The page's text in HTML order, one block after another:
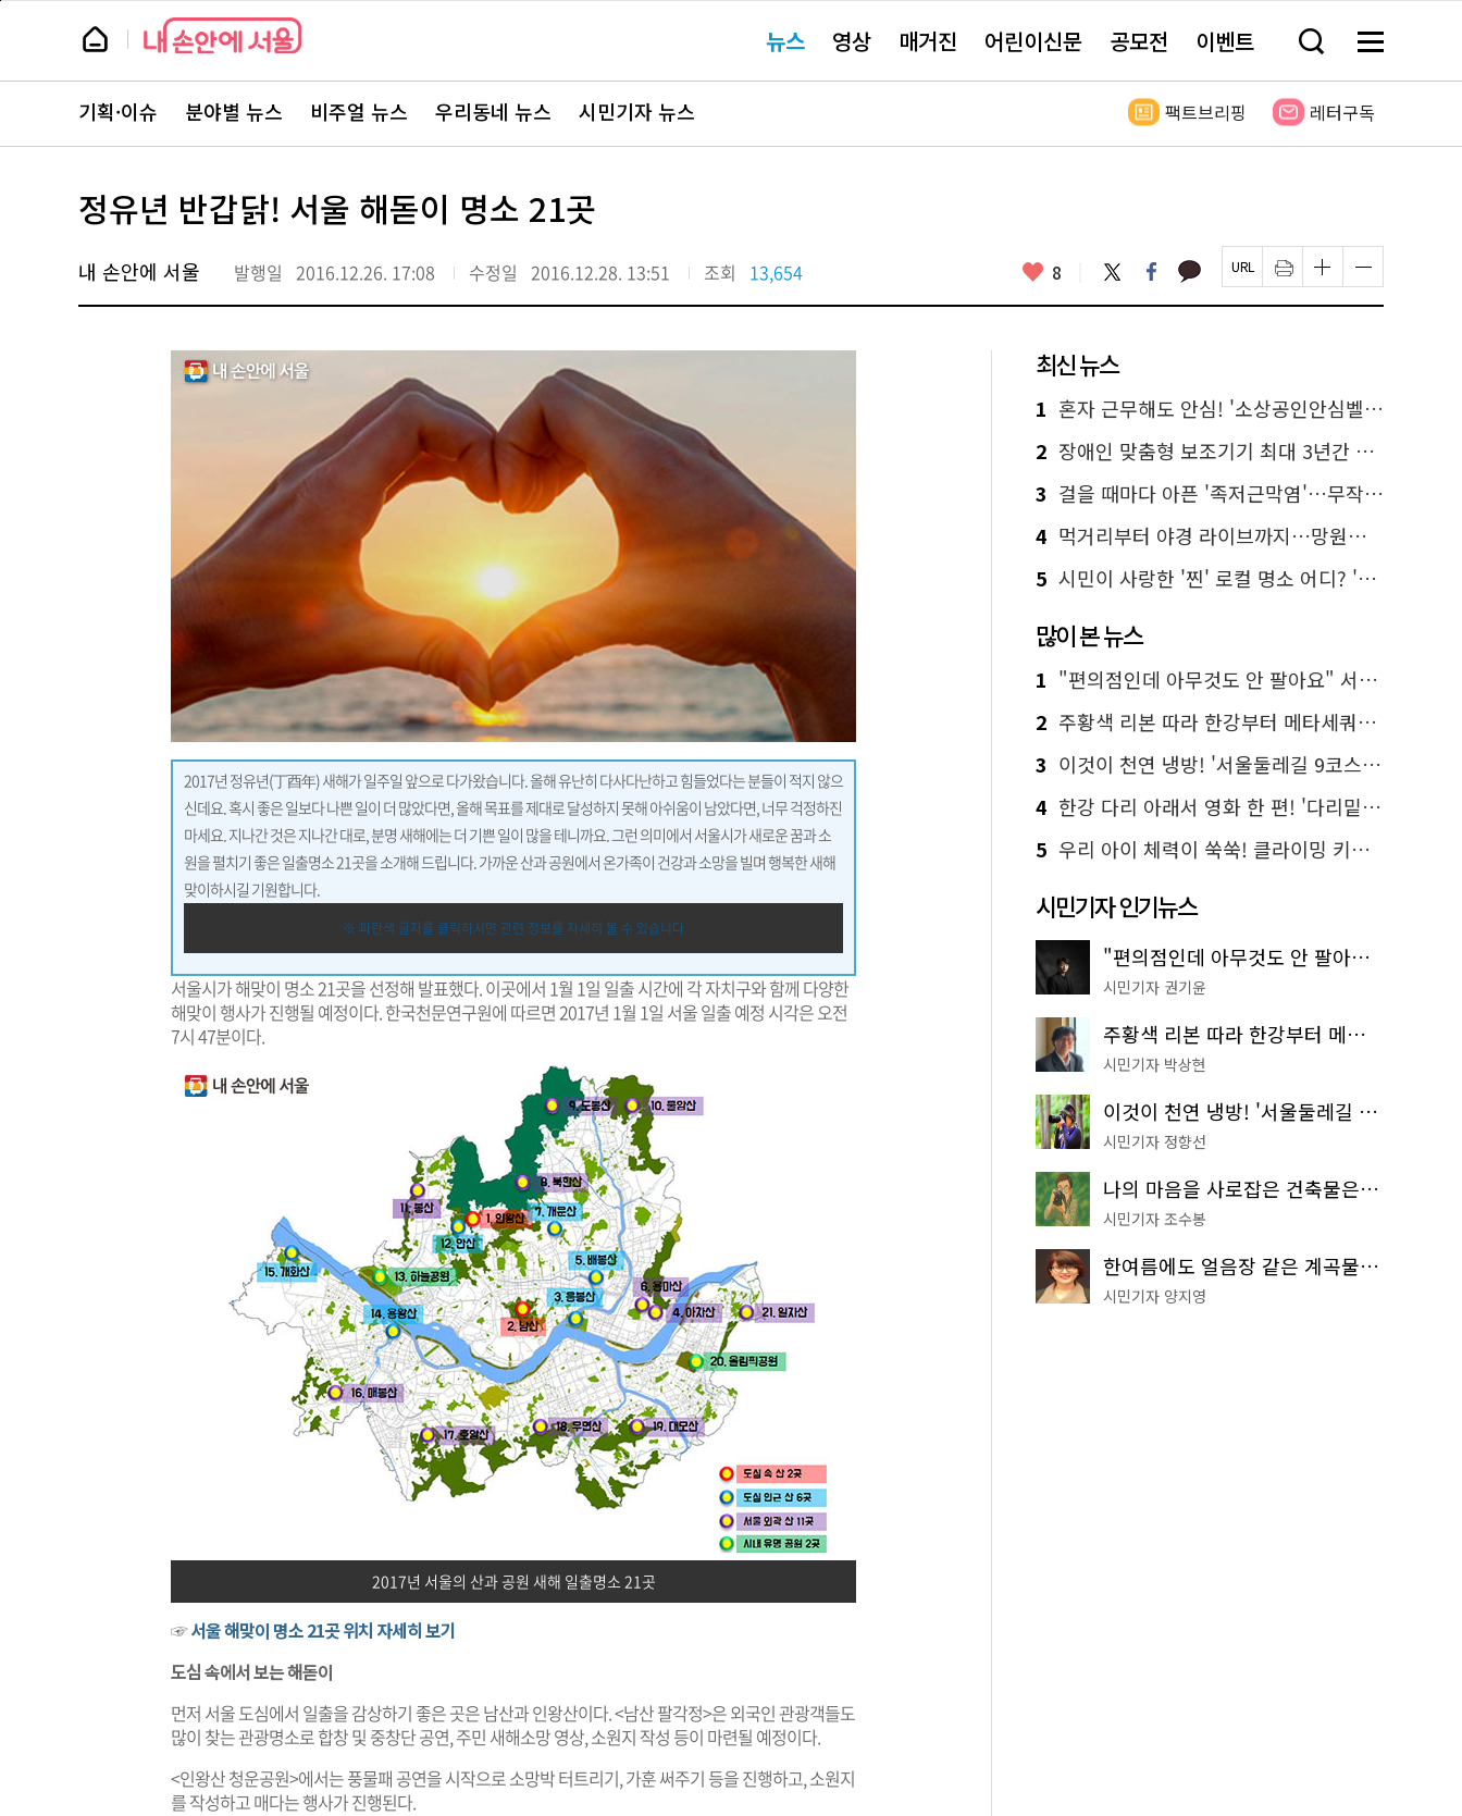
본
뉴
스 요뉴스 영상 매거진 어린이신문 공모전 이벤트 검
창
기
메
전
보
뉴
스
주
서
바
로
기획·이슈 분야별 뉴스 비주얼 뉴스 우리동네 뉴스 시민기자 뉴스 팩트브리핑 레터구독
정유년 반갑닭! 서울 해돋이 명소 21곳
내 손안에 서울 발행일 2016.12.26. 17:08 수정일 2016.12.28. 13:51 조회 13,654 좋
요
8 트
위
터
페
이
스
카
카 페
이
지
인
쇄
하
글
자
크
하
기
글
자
크
하
기
2017년 정유년(丁酉年) 새해가 일주일 앞으로 다가왔습니다. 올해 유난히 다사다난하고 힘들었다는 분들이 적지 않으
신데요. 혹시 좋은 일보다 나쁜 일이 더 많았다면, 올해 목표를 제대로 달성하지 못해 아쉬움이 남았다면, 너무 걱정하진
마세요. 지나간 것은 지나간 대로, 분명 새해에는 더 기쁜 일이 많을 테니까요. 그런 의미에서 서울시가 새로운 꿈과 소
원을 펼치기 좋은 일출명소 21곳을 소개해 드립니다. 가까운 산과 공원에서 온가족이 건강과 소망을 빌며 행복한 새해
맞이하시길 기원합니다.
※ 파란색 글자를 클릭하시면 관련 정보를 자세히 볼 수 있습니다
서울시가 해맞이 명소 21곳을 선정해 발표했다. 이곳에서 1월 1일 일출 시간에 각 자치구와 함께 다양한
해맞이 행사가 진행될 예정이다. 한국천문연구원에 따르면 2017년 1월 1일 서울 일출 예정 시각은 오전
7시 47분이다.
2017년 서울의 산과 공원 새해 일출명소 21곳
☞서울 해맞이 명소21곳 위치 자세히 보기
도심 속에서 보는 해돋이
먼저 서울 도심에서 일출을 감상하기 좋은 곳은 남산과 인왕산이다. <남산 팔각정>은 외국인 관광객들도
많이 찾는 관광명소로 합창 및 중창단 공연, 주민 새해소망 영상, 소원지 작성 등이 마련될 예정이다.
<인왕산 청운공원>에서는 풍물패 공연을 시작으로 소망박 터트리기, 가훈 써주기 등을 진행하고, 소원지
를 작성하고 매다는 행사가 진행된다.
최신 뉴스
1 혼자 근무해도 안심! '소상공인안심벨' 신청하세요
2 장애인 맞춤형 보조기기 최대 3년간 무상 대여…삶의 질 높인다
3 걸을 때마다 아픈 '족저근막염'…무작정 참지 말고 '이것' 해보세요!
4 먹거리부터 야경 라이브까지…망원한강공원 알짜 코스
5 시민이 사랑한 '찐' 로컬 명소 어디? '서울에디션25' 추천 코스
많이 본 뉴스
1 "편의점인데 아무것도 안 팔아요" 서울에서 가장 특별한 편의점의 정체
2 주황색 리본 따라 한강부터 메타세쿼이아 숲길까지…서울둘레길 15코스
3 이것이 천연 냉방! '서울둘레길 9코스'로 숲속 피서 떠나볼까
4 한강 다리 아래서 영화 한 편! '다리밑 영화관' 무료 상영
5 우리 아이 체력이 쑥쑥! 클라이밍 키즈카페·어린이 체력장
시민기자 인기뉴스
"편의점인데 아무것도 안 팔아요" 서울에서 가장 특별한 편의점의 정체
시민기자 권기윤
주황색 리본 따라 한강부터 메타세쿼이아 숲길까지…서울둘레길 15코스
시민기자 박상현
이것이 천연 냉방! '서울둘레길 9코스'로 숲속 피서 떠나볼까
시민기자 정향선
나의 마음을 사로잡은 건축물은? '서울시 건축상' 수상작 공개!
시민기자 조수봉
한여름에도 얼음장 같은 계곡물! 서울 '진관사 계곡'이 천국이네~
시민기자 양지영
페